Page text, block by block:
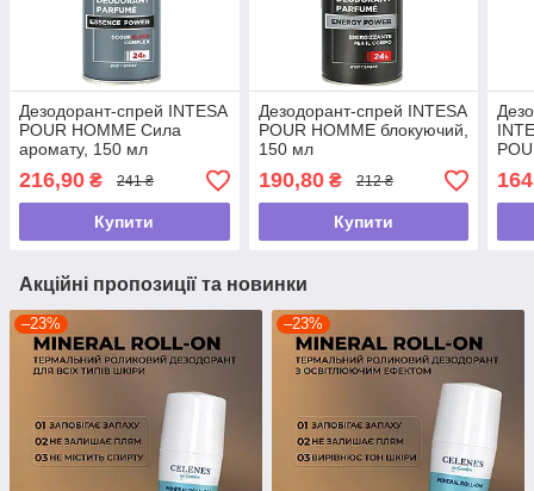
Дезодорант-спрей INTESA
POUR HOMME Сила
аромату, 150 мл
216,90 ₴ 241 ₴
Купити
Дезодорант-спрей INTESA
POUR HOMME блокуючий,
150 мл
190,80₴ 212 ₴
Купити
мл
Акційні пропозиції та новинки
–23% –23%